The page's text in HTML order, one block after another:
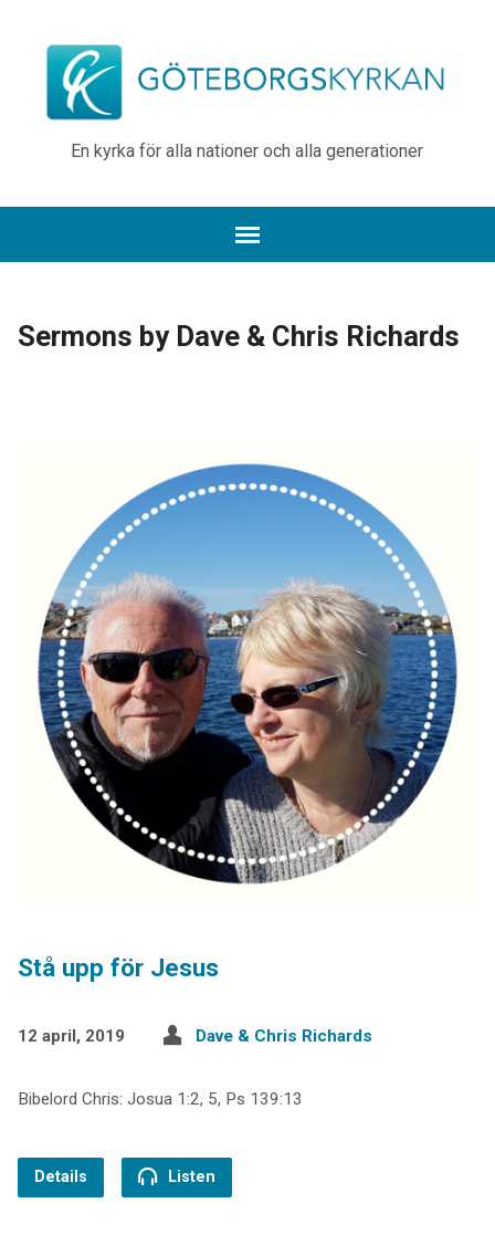
En kyrka för alla nationer och alla generationer
Sermons by Dave & Chris Richards
Stå upp för Jesus
12 april, 2019 Dave & Chris Richards
Bibelord Chris: Josua 1:2, 5, Ps 139:13
Details Listen